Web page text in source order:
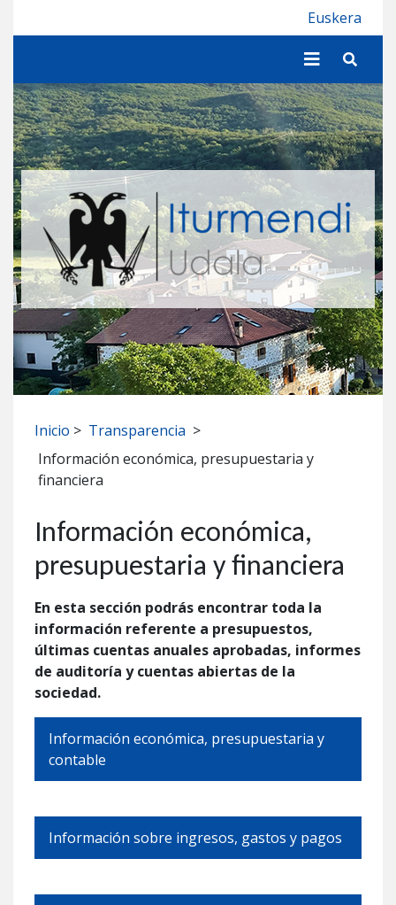
Euskera
Buscar
Inicio > Transparencia >
Información económica, presupuestaria y
financiera
Información económica,
presupuestaria y financiera
En esta sección podrás encontrar toda la
información referente a presupuestos,
últimas cuentas anuales aprobadas, informes
de auditoría y cuentas abiertas de la
sociedad.
Información económica, presupuestaria y
contable
Información sobre ingresos, gastos y pagos